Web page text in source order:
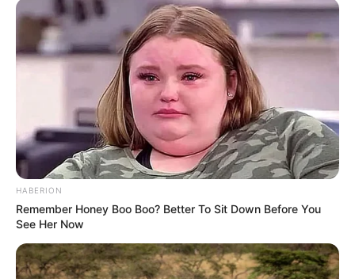
HABERION
Remember Honey Boo Boo? Better To Sit Down Before You
See Her Now